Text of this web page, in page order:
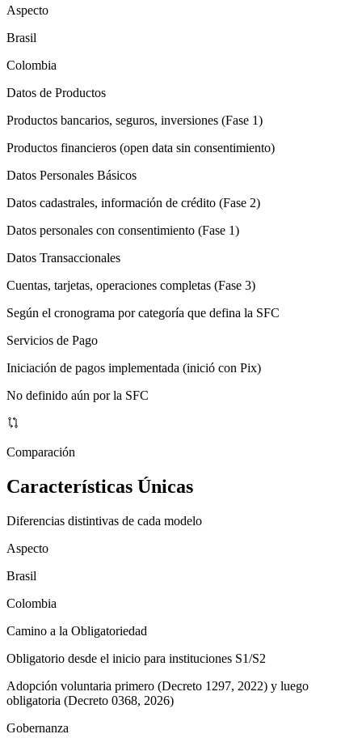
Aspecto
Brasil
Colombia
Datos de Productos
Productos bancarios, seguros, inversiones (Fase 1)
Productos financieros (open data sin consentimiento)
Datos Personales Básicos
Datos cadastrales, información de crédito (Fase 2)
Datos personales con consentimiento (Fase 1)
Datos Transaccionales
Cuentas, tarjetas, operaciones completas (Fase 3)
Según el cronograma por categoría que defina la SFC
Servicios de Pago
Iniciación de pagos implementada (inició con Pix)
No definido aún por la SFC
Comparación
Características Únicas
Diferencias distintivas de cada modelo
Aspecto
Brasil
Colombia
Camino a la Obligatoriedad
Obligatorio desde el inicio para instituciones S1/S2
Adopción voluntaria primero (Decreto 1297, 2022) y luego
obligatoria (Decreto 0368, 2026)
Gobernanza